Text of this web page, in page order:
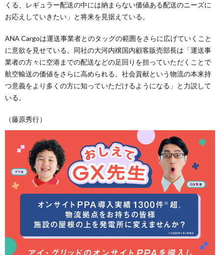
くる、レギュラー配送の中には納まらない価値ある配送のニーズに
お応えしていきたい」と将来を見据えている。
ANA Cargoは運送事業者とのタッグの範囲をさらに広げていくこと
に意欲を見せている。同社の大河内穣国内顧客販売部長は「運送事
業者の方々に空港までの配送などの足回りを担っていただくことで
航空輸送の価値をさらに高められる。社会貢献という物流の本来持
つ意義をより多くの方に知っていただけるようになる」と力説して
いる。
（藤原秀行）